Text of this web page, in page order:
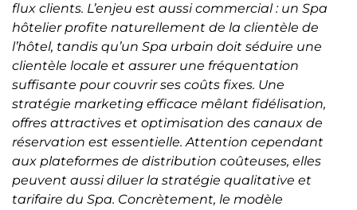
flux clients. L’enjeu est aussi commercial : un Spa
hôtelier profite naturellement de la clientèle de
l’hôtel, tandis qu’un Spa urbain doit séduire une
clientèle locale et assurer une fréquentation
suffisante pour couvrir ses coûts fixes. Une
stratégie marketing efficace mêlant fidélisation,
offres attractives et optimisation des canaux de
réservation est essentielle. Attention cependant
aux plateformes de distribution coûteuses, elles
peuvent aussi diluer la stratégie qualitative et
tarifaire du Spa. Concrètement, le modèle